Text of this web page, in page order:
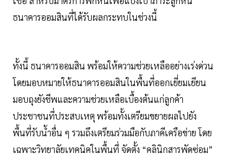
ธนาคารออมสินที่ได้รับผลกระทบในช่วงนี้
ทั้งนี้ ธนาคารออมสิน พร้อมให้ความช่วยเหลืออย่างเร่งด่วน
โดยมอบหมายให้ธนาคารออมสินในพื้นที่ออกเยี่ยมเยียน
มอบถุงยังชีพและความช่วยเหลือเบื้องต้นแก่ลูกค้า
ประชาชนที่ประสบเหตุ พร้อมทั้งเตรียมขยายผลไปยัง
พื้นที่รับน้ำอื่น ๆ รวมถึงเตรียมร่วมมือกับภาคีเครือข่าย โดย
เฉพาะวิทยาลัยเทคนิคในพื้นที่ จัดตั้ง “คลินิกสารพัดซ่อม”